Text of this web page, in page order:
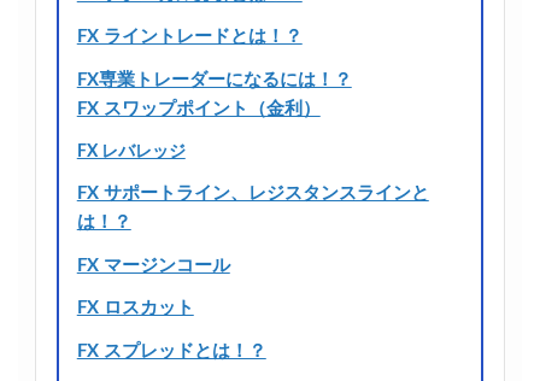
FX ライントレードとは！？
FX専業トレーダーになるには！？
FX スワップポイント（金利）
FX レバレッジ
FX サポートライン、レジスタンスラインと
は！？
FX マージンコール
FX ロスカット
FX スプレッドとは！？